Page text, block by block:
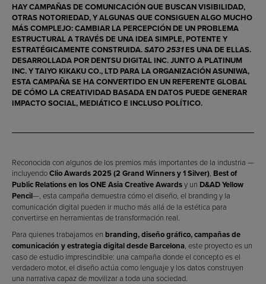
HAY CAMPAÑAS DE COMUNICACIÓN QUE BUSCAN VISIBILIDAD,
OTRAS NOTORIEDAD, Y ALGUNAS QUE CONSIGUEN ALGO MUCHO
MÁS COMPLEJO: CAMBIAR LA PERCEPCIÓN DE UN PROBLEMA
ESTRUCTURAL A TRAVÉS DE UNA IDEA SIMPLE, POTENTE Y
ESTRATÉGICAMENTE CONSTRUIDA.SATO 2531ES UNA DE ELLAS.
DESARROLLADA POR DENTSU DIGITAL INC.JUNTO A PLATINUM
INC.YTAIYO KIKAKU CO., LTD PARA LA ORGANIZACIÓNASUNIWA,
ESTA CAMPAÑA SE HA CONVERTIDO EN UN REFERENTE GLOBAL
DE CÓMO LA CREATIVIDAD BASADA EN DATOS PUEDE GENERAR
IMPACTO SOCIAL, MEDIÁTICO E INCLUSO POLÍTICO.
Reconocida con algunos de los premios más importantes de la industria —
incluyendoClio Awards 2025 (2 Grand Winners y 1 Silver), Best of
Public Relations en los ONE Asia Creative Awardsy un D&AD Yellow
Pencil—, esta campaña demuestra cómo el diseño, el branding y la
comunicación digital pueden ir mucho más allá de la estética para
convertirse en herramientas de transformación real.
Para quienes trabajamos en branding, diseño gráfico, campañas de
comunicación y estrategia digital desde Barcelona, este proyecto es un
caso de estudio imprescindible: una campaña donde el concepto es el
verdadero motor, el diseño actúa como lenguaje y los datos construyen
una narrativa capaz de movilizar a toda una sociedad.